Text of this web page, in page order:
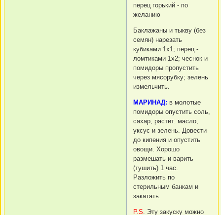
перец горький - по
желанию
Баклажаны и тыкву (без
семян) нарезать
кубиками 1х1; перец -
ломтиками 1х2; чеснок и
помидоры пропустить
через мясорубку; зелень
измельчить.
МАРИНАД: в молотые
помидоры опустить соль,
сахар, растит. масло,
уксус и зелень. Довести
до кипения и опустить
овощи. Хорошо
размешать и варить
(тушить) 1 час.
Разложить по
стерильным банкам и
закатать.
P.S. Эту закуску можно